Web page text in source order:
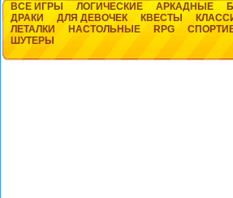
ВСЕ ИГРЫ ЛОГИЧЕСКИЕ АРКАДНЫЕ
ДРАКИ
ДЛЯ ДЕВОЧЕК КВЕСТЫ
ЛЕТАЛКИ
НАСТОЛЬНЫЕ RPG
ШУТЕРЫ